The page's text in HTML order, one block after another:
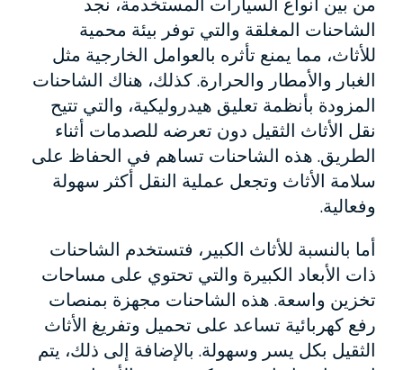
الشاحنات المغلقة والتي توفر بيئة محمية
للأثاث، مما يمنع تأثره بالعوامل الخارجية مثل
الغبار والأمطار والحرارة. كذلك، هناك الشاحنات
المزودة بأنظمة تعليق هيدروليكية، والتي تتيح
نقل الأثاث الثقيل دون تعرضه للصدمات أثناء
الطريق. هذه الشاحنات تساهم في الحفاظ على
سلامة الأثاث وتجعل عملية النقل أكثر سهولة
وفعالية.
أما بالنسبة للأثاث الكبير، فتستخدم الشاحنات
ذات الأبعاد الكبيرة والتي تحتوي على مساحات
تخزين واسعة. هذه الشاحنات مجهزة بمنصات
رفع كهربائية تساعد على تحميل وتفريغ الأثاث
الثقيل بكل يسر وسهولة. بالإضافة إلى ذلك، يتم